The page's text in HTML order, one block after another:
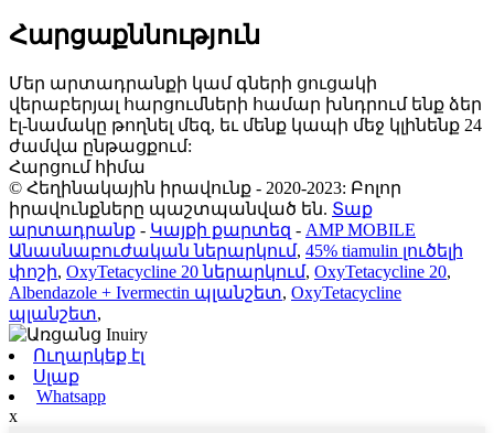
Հարցաքննություն
Մեր արտադրանքի կամ գների ցուցակի
վերաբերյալ հարցումների համար խնդրում ենք ձեր
էլ-նամակը թողնել մեզ, եւ մենք կապի մեջ կլինենք 24
ժամվա ընթացքում:
Հարցում հիմա
© Հեղինակային իրավունք - 2020-2023: Բոլոր
իրավունքները պաշտպանված են. Տաք
արտադրանք - Կայքի քարտեզ - AMP MOBILE
Անասնաբուժական ներարկում, 45% tiamulin լուծելի
փոշի, OxyTetacycline 20 ներարկում, OxyTetacycline 20,
Albendazole + Ivermectin պլանշետ, OxyTetacycline
պլանշետ,
Ուղարկեք էլ
Սլաք
Whatsapp
x